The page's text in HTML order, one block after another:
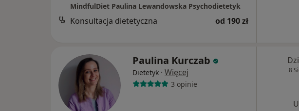
MindfulDiet Paulina Lewandowska Psychodietetyk
Konsultacja dietetyczna od 190 zł
Paulina Kurczab
Dietetyk · Więcej
3 opinie
8